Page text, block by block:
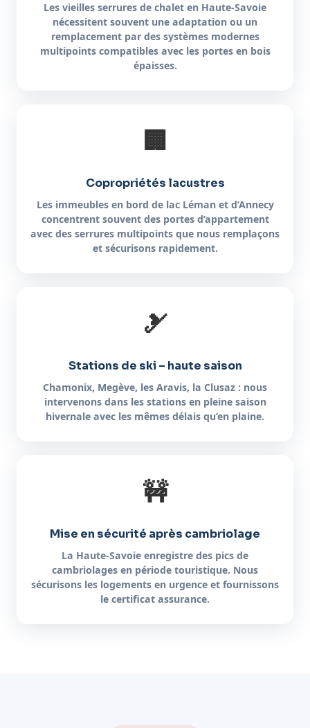
Les vieilles serrures de chalet en Haute-Savoie
nécessitent souvent une adaptation ou un
remplacement par des systèmes modernes
multipoints compatibles avec les portes en bois
épaisses.
🏢
Copropriétés lacustres
Les immeubles en bord de lac Léman et d’Annecy
concentrent souvent des portes d’appartement
avec des serrures multipoints que nous remplaçons
et sécurisons rapidement.
🎿
Stations de ski – haute saison
Chamonix, Megève, les Aravis, la Clusaz : nous
intervenons dans les stations en pleine saison
hivernale avec les mêmes délais qu’en plaine.
🚧
Mise en sécurité après cambriolage
La Haute-Savoie enregistre des pics de
cambriolages en période touristique. Nous
sécurisons les logements en urgence et fournissons
le certificat assurance.